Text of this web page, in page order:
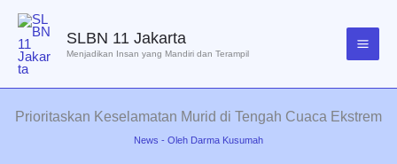
konten
SLBN 11 Jakarta
Menjadikan Insan yang Mandiri dan Terampil
Prioritaskan Keselamatan Murid di Tengah Cuaca Ekstrem
News - Oleh Darma Kusumah